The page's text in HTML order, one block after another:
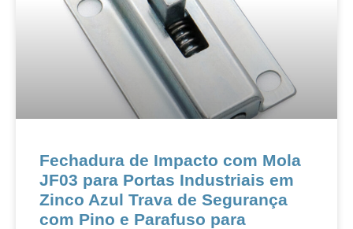
​​​Fechadura de Impacto com Mola
JF03 para Portas Industriais em
Zinco Azul​​ ​​Trava de Segurança
com Pino e Parafuso para